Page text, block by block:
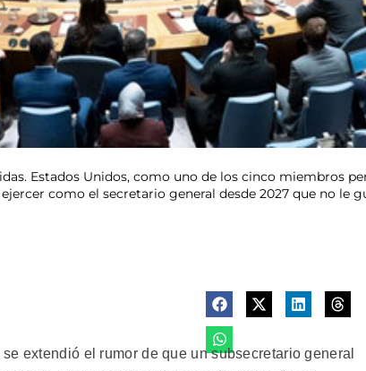
Estados Unidos, como uno de los cinco miembros
como el secretario general desde 2027 que no le
extendió el rumor de que un subsecretario general